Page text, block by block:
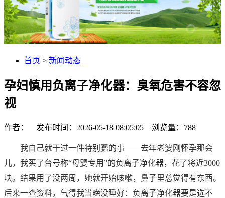
首页 > 新闻动态
孕妇慎用负离子净化器：臭氧危害不容忽
视
作者： 发布时间：2026-05-18 08:05:05 浏览量： 788
我自己就干过一件特别蠢的事——去年老婆刚怀孕那会
儿，我买了台号称“母婴专用”的负离子净化器，花了将近3000
块。结果用了没两周，她就开始咳嗽，鼻子里总觉得有东西。
后来一查资料，气得我当晚没睡好：负离子净化器要是选不